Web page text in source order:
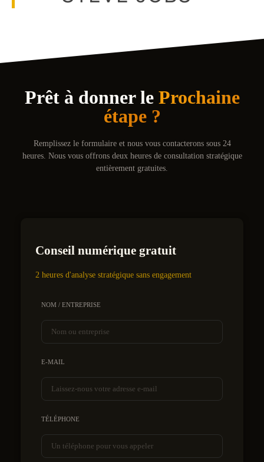
Prêt à donner le Prochaine
étape ?
Remplissez le formulaire et nous vous contacterons sous 24
heures. Nous vous offrons deux heures de consultation stratégique
entièrement gratuites.
Conseil numérique gratuit
2 heures d'analyse stratégique sans engagement
NOM / ENTREPRISE
E-MAIL
TÉLÉPHONE